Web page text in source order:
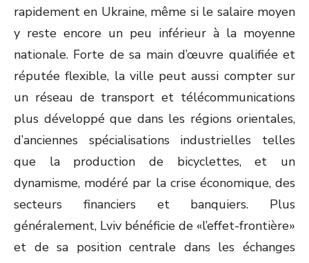
rapidement en Ukraine, même si le salaire moyen
y reste encore un peu inférieur à la moyenne
nationale. Forte de sa main d’œuvre qualifiée et
réputée flexible, la ville peut aussi compter sur
un réseau de transport et télécommunications
plus développé que dans les régions orientales,
d’anciennes spécialisations industrielles telles
que la production de bicyclettes, et un
dynamisme, modéré par la crise économique, des
secteurs financiers et banquiers. Plus
généralement, Lviv bénéficie de «l’effet-frontière»
et de sa position centrale dans les échanges